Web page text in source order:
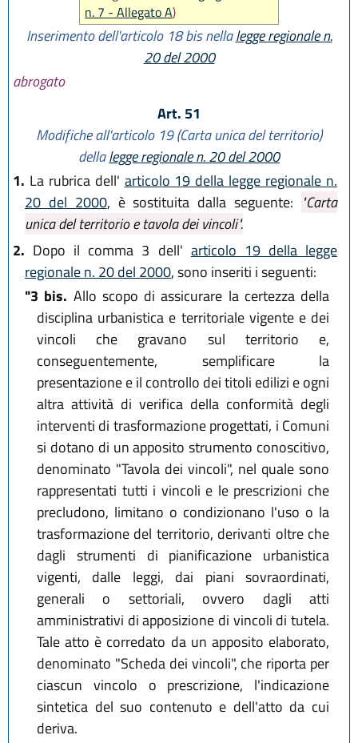
n. 7 - Allegato A)
Inserimento dell'articolo 18 bis nellalegge regionale n.
20 del 2000
abrogato
Art. 51
Modifiche all'articolo 19 (Carta unica del territorio)
dellalegge regionale n. 20 del 2000
1. La rubrica dell' articolo 19 della legge regionale n.
20 del 2000, è sostituita dalla seguente: "Carta
unica del territorio e tavola dei vincoli".
2. Dopo il comma 3 dell' articolo 19 della legge
regionale n. 20 del 2000, sono inseriti i seguenti:
"3 bis. Allo scopo di assicurare la certezza della
disciplina urbanistica e territoriale vigente e dei
vincoli che gravano sul territorio e,
conseguentemente, semplificare la
presentazione e il controllo dei titoli edilizi e ogni
altra attività di verifica della conformità degli
interventi di trasformazione progettati, i Comuni
si dotano di un apposito strumento conoscitivo,
denominato "Tavola dei vincoli", nel quale sono
rappresentati tutti i vincoli e le prescrizioni che
precludono, limitano o condizionano l'uso o la
trasformazione del territorio, derivanti oltre che
dagli strumenti di pianificazione urbanistica
vigenti, dalle leggi, dai piani sovraordinati,
generali o settoriali, ovvero dagli atti
amministrativi di apposizione di vincoli di tutela.
Tale atto è corredato da un apposito elaborato,
denominato "Scheda dei vincoli", che riporta per
ciascun vincolo o prescrizione, l'indicazione
sintetica del suo contenuto e dell'atto da cui
deriva.